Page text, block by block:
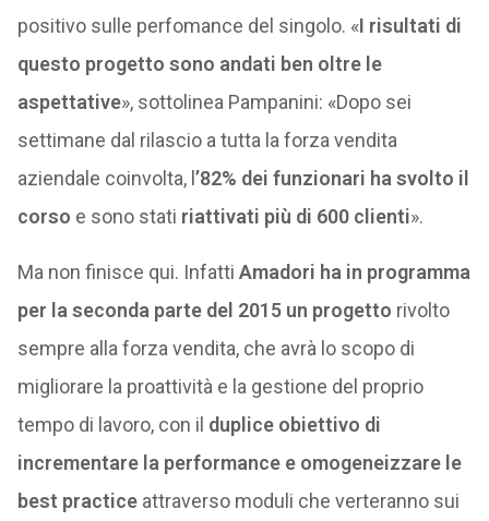
positivo sulle perfomance del singolo. «I risultati di
questo progetto sono andati ben oltre le
aspettative», sottolinea Pampanini: «Dopo sei
settimane dal rilascio a tutta la forza vendita
aziendale coinvolta, l’82% dei funzionari ha svolto il
corso e sono stati riattivati più di 600 clienti».
Ma non finisce qui. Infatti Amadori ha in programma
per la seconda parte del 2015 un progetto rivolto
sempre alla forza vendita, che avrà lo scopo di
migliorare la proattività e la gestione del proprio
tempo di lavoro, con il duplice obiettivo di
incrementare la performance e omogeneizzare le
best practiceattraverso moduli che verteranno sui